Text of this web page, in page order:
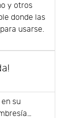
y otros
donde las
usarse.
su